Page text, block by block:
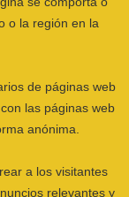
de
de
del
a los visitantes
relevantes y
más valiosos
que todavía
de